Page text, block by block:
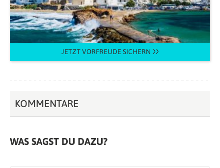
JETZT VORFREUDE SICHERN
KOMMENTARE
WAS SAGST DU DAZU?